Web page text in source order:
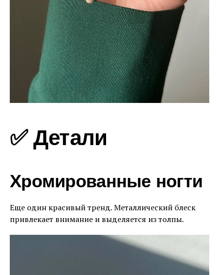
✅ Детали
Хромированные ногти
Еще один красивый тренд. Металлический блеск
привлекает внимание и выделяется из толпы.